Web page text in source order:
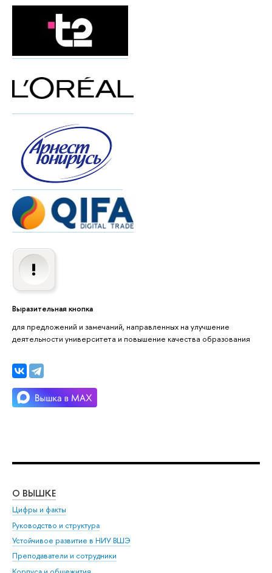
Выразительная кнопка
для предложений и замечаний, направленных на улучшение
деятельности университета и повышение качества образования
О ВЫШКЕ
Цифры и факты
Руководство и структура
Устойчивое развитие в НИУ ВШЭ
Преподаватели и сотрудники